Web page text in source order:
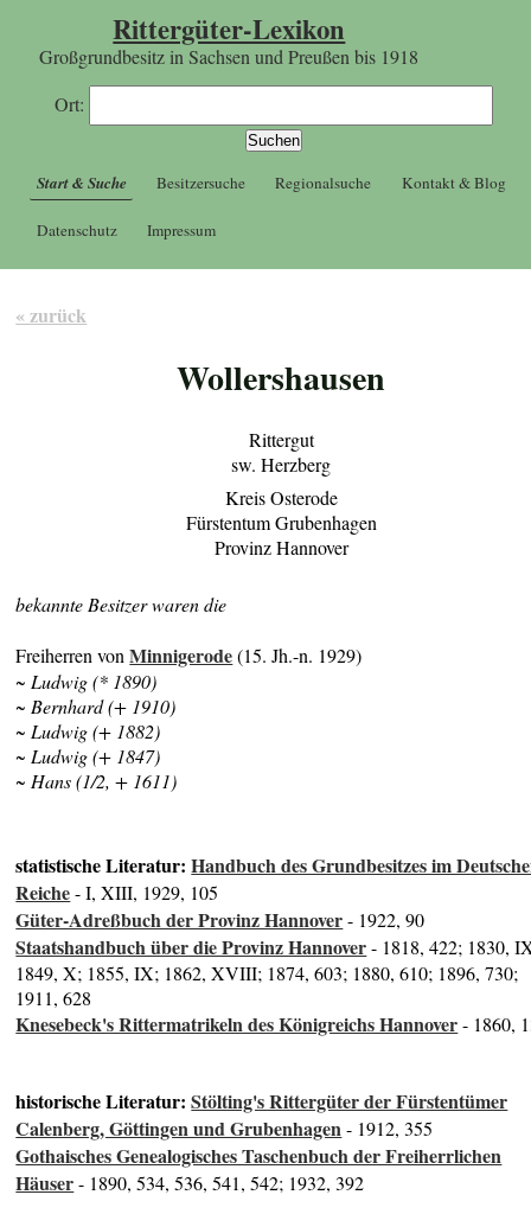
Rittergüter-Lexikon
Großgrundbesitz in Sachsen und Preußen bis 1918
Ort:
Start & Suche Besitzersuche Regionalsuche Kontakt & Blog
Datenschutz Impressum
« zurück
Wollershausen
Rittergut
sw. Herzberg
Kreis Osterode
Fürstentum Grubenhagen
Provinz Hannover
bekannte Besitzer waren die
Freiherren vonMinnigerode(15. Jh.-n. 1929)
~ Ludwig (* 1890)
~ Bernhard (+ 1910)
~ Ludwig (+ 1882)
~ Ludwig (+ 1847)
~ Hans (1/2, + 1611)
statistische Literatur:Handbuch des Grundbesitzes im
Reiche- I, XIII, 1929, 105
Güter-Adreßbuch der Provinz Hannover- 1922, 90
Staatshandbuch über die Provinz Hannover- 1818, 422; 1830,
1849, X; 1855, IX; 1862, XVIII; 1874, 603; 1880, 610; 1896, 730;
1911, 628
Knesebeck's Rittermatrikeln des Königreichs Hannover- 1860,
historische Literatur:Stölting's Rittergüter der Fürstentümer
Calenberg, Göttingen und Grubenhagen- 1912, 355
Gothaisches Genealogisches Taschenbuch der Freiherrlichen
Häuser- 1890, 534, 536, 541, 542; 1932, 392